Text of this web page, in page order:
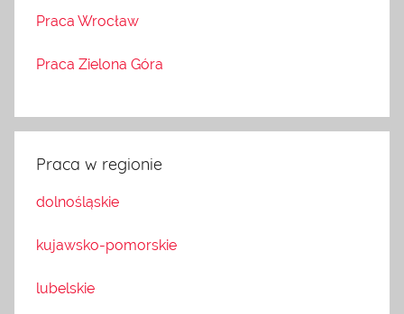
Praca Wrocław
Praca Zielona Góra
Praca w regionie
dolnośląskie
kujawsko-pomorskie
lubelskie